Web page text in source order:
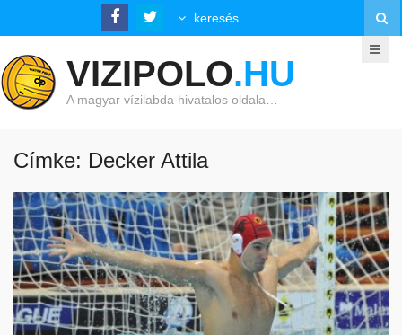
VIZIPOLO.HU
A magyar vízilabda hivatalos oldala…
Címke: Decker Attila